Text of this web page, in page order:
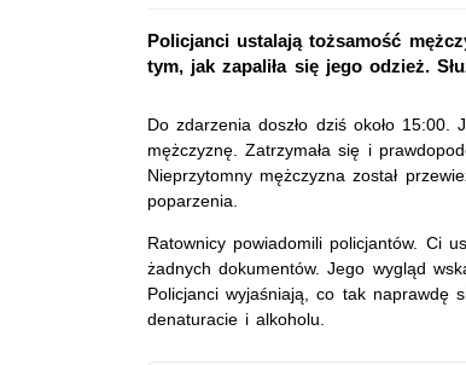
Policjanci ustalają tożsamość
tym, jak zapaliła się jego odzież.
Do zdarzenia doszło dziś około 15:00.
mężczyznę. Zatrzymała się i
Nieprzytomny mężczyzna został
poparzenia.
Ratownicy powiadomili policjantów. Ci
żadnych dokumentów. Jego wygląd
Policjanci wyjaśniają, co tak naprawdę
denaturacie i alkoholu.